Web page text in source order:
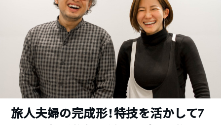
旅人夫婦の完成形！特技を活かして7